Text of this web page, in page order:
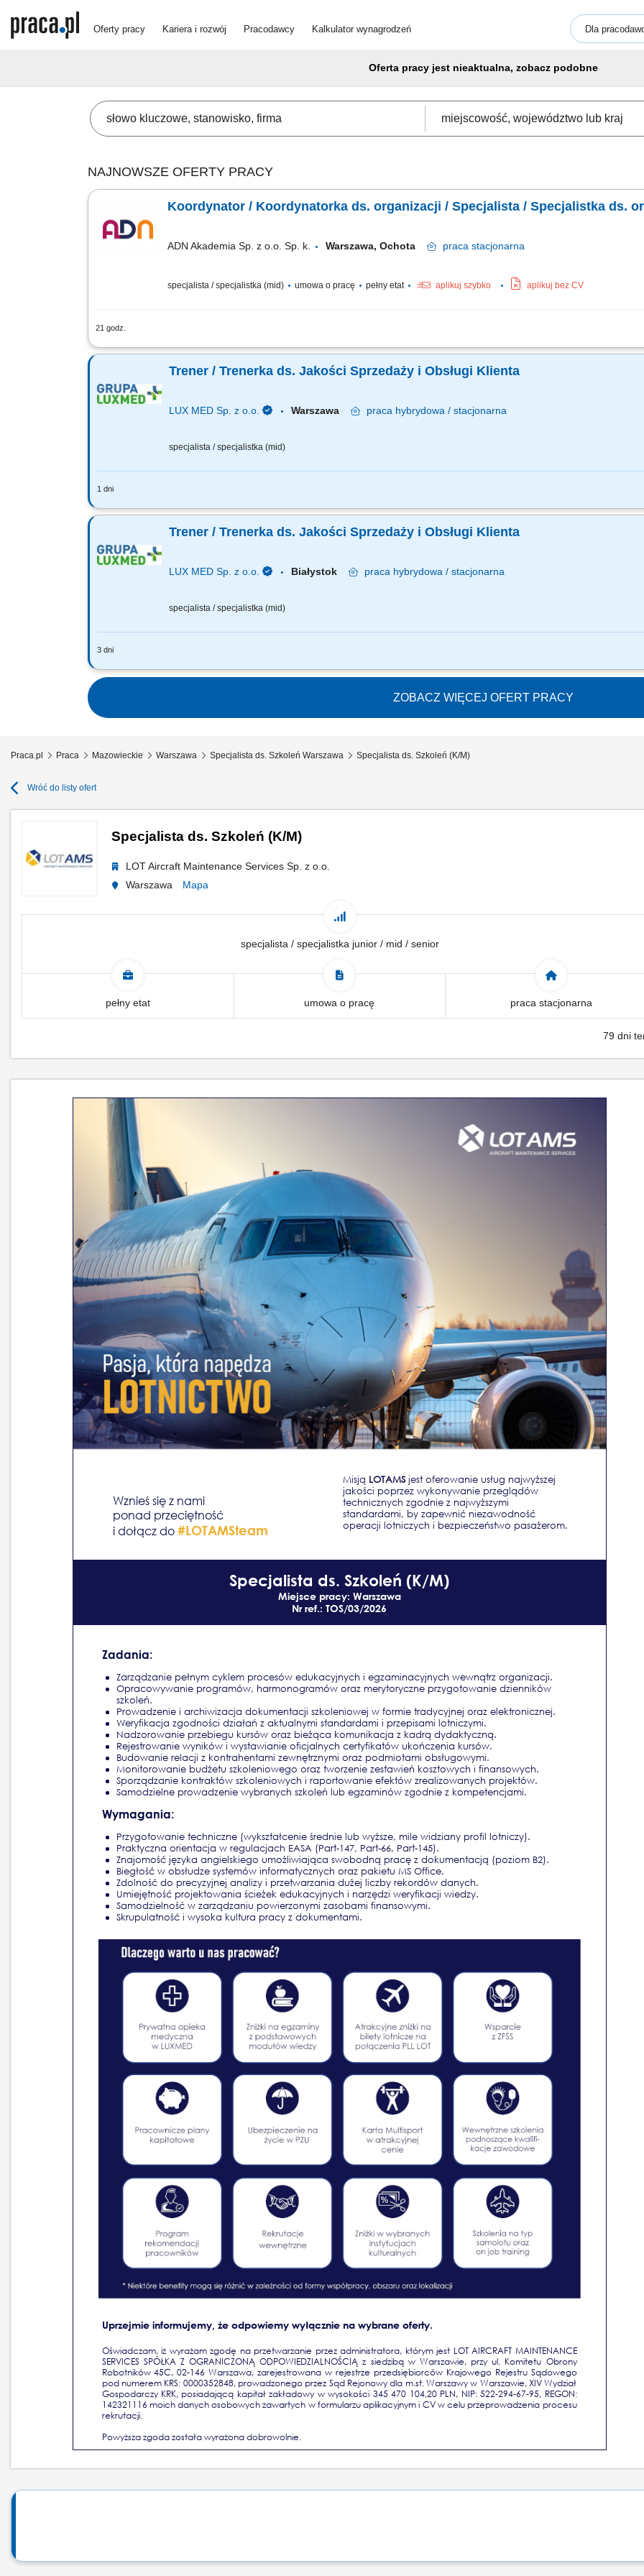
Oferty pracy Kariera i rozwój Pracodawcy Kalkulator wynagrodzeń Dla
Oferta pracy jest nieaktualna, zobacz podobne
NAJNOWSZE OFERTY PRACY
Koordynator / Koordynatorka ds. organizacji / Specjalista / Specjalistka ds.
ADN Akademia Sp. z o.o. Sp. k. Warszawa, Ochota praca stacjonarna
specjalista / specjalistka (mid) umowa o pracę pełny etat aplikuj szybko aplikuj bez CV
21 godz.
Zadania: Kompleksowe zarządzanie projektami edukacyjnymi i szkoleniowymi od strony operacyjnej, zapewniając ich
Trener / Trenerka ds. Jakości Sprzedaży i Obsługi Klienta
LUX MED Sp. z o.o. Warszawa praca hybrydowa / stacjonarna
specjalista / specjalistka (mid)
1 dni
Twoją rolą będzie: Badanie potrzeb szkoleniowych Pracowników z obszaru sprzedaży i obsługi; Przygotowanie i
Trener / Trenerka ds. Jakości Sprzedaży i Obsługi Klienta
LUX MED Sp. z o.o. Białystok praca hybrydowa / stacjonarna
specjalista / specjalistka (mid)
3 dni
Twoją rolą będzie: Badanie potrzeb szkoleniowych Pracowników z obszaru sprzedaży i obsługi; Przygotowanie i
ZOBACZ WIĘCEJ OFERT PRACY
Praca.pl Praca Mazowieckie Warszawa Specjalista ds. Szkoleń Warszawa Specjalista ds. Szkoleń (K/M)
Wróć do listy ofert
Specjalista ds. Szkoleń (K/M)
LOT Aircraft Maintenance Services Sp. z o.o.
Warszawa
Mapa
specjalista / specjalistka junior / mid / senior
pełny etat umowa o pracę praca stacjonarna
79 dni
Wznieś się z nami
ponad przeciętność
i dołącz do #LOTAMSteam
Misją LOTAMSjest oferowanie usług najwyższej
jakości poprzez wykonywanie przeglądów
technicznych zgodnie z najwyższymi
standardami, by zapewnić niezawodność
operacji lotniczych i bezpieczeństwo pasażerom.
Specjalista ds. Szkoleń (K/M)
Miejsce pracy: Warszawa
Nr ref.: TOS/03/2026
Zadania:
Zarządzanie pełnym cyklem procesów edukacyjnych i egzaminacyjnych wewnątrz organizacji.
Opracowywanie programów, harmonogramów oraz merytoryczne przygotowanie dzienników
szkoleń.
Prowadzenie i archiwizacja dokumentacji szkoleniowej w formie tradycyjnej oraz elektronicznej.
Weryfikacja zgodności działań z aktualnymi standardami i przepisami lotniczymi.
Nadzorowanie przebiegu kursów oraz bieżąca komunikacja z kadrą dydaktyczną.
Rejestrowanie wyników i wystawianie oficjalnych certyfikatów ukończenia kursów.
Budowanie relacji z kontrahentami zewnętrznymi oraz podmiotami obsługowymi.
Monitorowanie budżetu szkoleniowego oraz tworzenie zestawień kosztowych i finansowych.
Sporządzanie kontraktów szkoleniowych i raportowanie efektów zrealizowanych projektów.
Samodzielne prowadzenie wybranych szkoleń lub egzaminów zgodnie z kompetencjami.
Wymagania:
Przygotowanie techniczne (wykształcenie średnie lub wyższe, mile widziany profil lotniczy).
Praktyczna orientacja w regulacjach EASA (Part-147, Part-66, Part-145).
Znajomość języka angielskiego umożliwiająca swobodną pracę z dokumentacją (poziom B2).
Biegłość w obsłudze systemów informatycznych oraz pakietu MS Office.
Zdolność do precyzyjnej analizy i przetwarzania dużej liczby rekordów danych.
Umiejętność projektowania ścieżek edukacyjnych i narzędzi weryfikacji wiedzy.
Samodzielność w zarządzaniu powierzonymi zasobami finansowymi.
Skrupulatność i wysoka kultura pracy z dokumentami.
Uprzejmie informujemy, że odpowiemy wyłącznie na wybrane oferty.
Oświadczam, iż wyrażam zgodę na przetwarzanie przez administratora, którym jest LOT AIRCRAFT MAINTENANCE
SERVICES SPÓŁKA Z OGRANICZONĄ ODPOWIEDZIALNOŚCIĄ z siedzibą w Warszawie, przy ul. Komitetu Obrony
Robotników 45C, 02-146 Warszawa, zarejestrowana w rejestrze przedsiębiorców Krajowego Rejestru Sądowego
pod numerem KRS: 0000352848, prowadzonego przez Sąd Rejonowy dla m.st. Warszawy w Warszawie, XIV Wydział
Gospodarczy KRK, posiadającą kapitał zakładowy w wysokości 345 470 104,20 PLN, NIP: 522-294-67-95, REGON:
142321116 moich danych osobowych zawartych w formularzu aplikacyjnym i CV w celu przeprowadzenia procesu
rekrutacji.
Powyższa zgoda została wyrażona dobrowolnie.